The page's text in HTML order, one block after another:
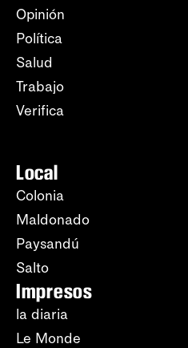
Opinión
Política
Salud
Trabajo
Verifica
Local
Colonia
Maldonado
Paysandú
Salto
Impresos
la diaria
Le Monde